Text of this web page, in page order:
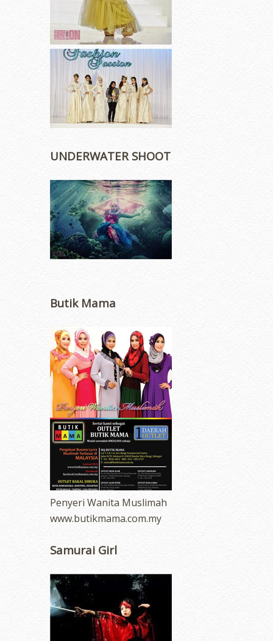
UNDERWATER SHOOT
Butik Mama
Penyeri Wanita Muslimah
www.butikmama.com.my
Samurai Girl